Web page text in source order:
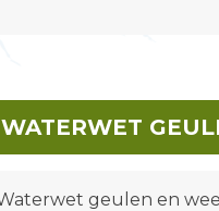
geulen en